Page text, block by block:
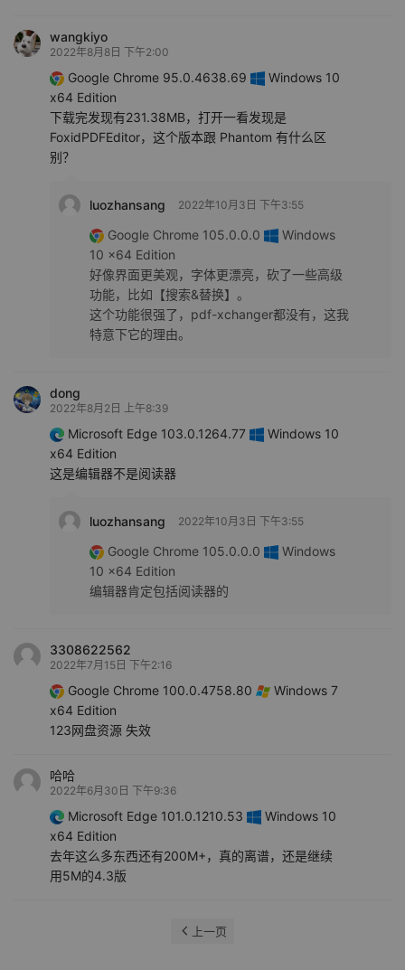
wangkiyo
2022年8月8日 下午2:00
Google Chrome 95.0.4638.69
Windows 10
x64 Edition
下载完发现有231.38MB，打开一看发现是
FoxidPDFEditor，这个版本跟 Phantom 有什么区
别？
luozhansang 2022年10月3日 下午3:55
Google Chrome 105.0.0.0
Windows
10 x64 Edition
好像界面更美观，字体更漂亮，砍了一些高级
功能，比如【搜索&替换】。
这个功能很强了，pdf-xchanger都没有，这我
特意下它的理由。
dong
2022年8月2日 上午8:39
Microsoft Edge 103.0.1264.77
Windows 10
x64 Edition
这是编辑器不是阅读器
luozhansang 2022年10月3日 下午3:55
Google Chrome 105.0.0.0
Windows
10 x64 Edition
编辑器肯定包括阅读器的
3308622562
2022年7月15日 下午2:16
Google Chrome 100.0.4758.80
Windows 7
x64 Edition
123网盘资源 失效
哈哈
2022年6月30日 下午9:36
Microsoft Edge 101.0.1210.53
Windows 10
x64 Edition
去年这么多东西还有200M+，真的离谱，还是继续
用5M的4.3版
上一页